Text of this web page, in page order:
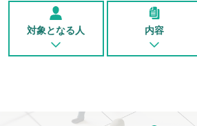
対象となる人 内容